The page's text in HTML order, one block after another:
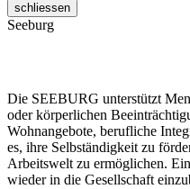
schliessen
Seeburg
Die SEEBURG unterstützt
oder körperlichen
Wohnangebote, berufliche
es, ihre Selbständigkeit zu
Arbeitswelt zu ermöglichen.
wieder in die Gesellschaft